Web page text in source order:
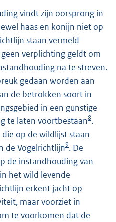
vindt zijn oorsprong in
haas en konijn niet op
staan vermeld
verplichting geldt om
na te streven.
gedaan worden aan
de betrokken soort in
in een gunstige
te laten voortbestaan8.
die op de wildlijst staan
de Vogelrichtlijn9. De
de instandhouding van
het wild levende
erkent jacht op
maar voorziet in
te voorkomen dat de